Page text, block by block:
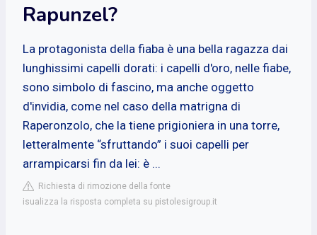
Rapunzel?
La protagonista della fiaba è una bella ragazza dai
lunghissimi capelli dorati: i capelli d'oro, nelle fiabe,
sono simbolo di fascino, ma anche oggetto
d'invidia, come nel caso della matrigna di
Raperonzolo, che la tiene prigioniera in una torre,
letteralmente “sfruttando” i suoi capelli per
arrampicarsi fin da lei: è ...
Richiesta di rimozione della fonte
isualizza la risposta completa su pistolesigroup.it